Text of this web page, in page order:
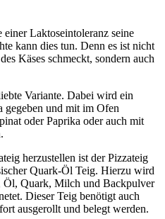
Laktoseintoleranz seine
kann dies tun. Denn es ist nicht
Käses schmeckt, sondern auch
Variante. Dabei wird ein
gegeben und mit im Ofen
oder Paprika oder auch mit
herzustellen ist der Pizzateig
Quark-Öl Teig. Hierzu wird
Öl, Quark, Milch und Backpulver
Dieser Teig benötigt auch
ausgerollt und belegt werden.